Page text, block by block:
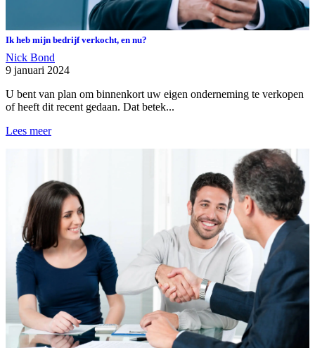
Ik heb mijn bedrijf verkocht, en nu?
Nick Bond
9 januari 2024
U bent van plan om binnenkort uw eigen onderneming te verkopen
of heeft dit recent gedaan. Dat betek...
Lees meer